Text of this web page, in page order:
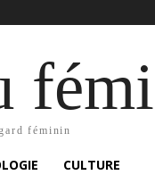
féminin
CULTURE